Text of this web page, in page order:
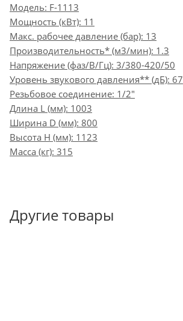
Модель: F-1113
Мощность (кВт): 11
Макс. рабочее давление (бар): 13
Производительность* (м3/мин): 1.3
Напряжение (фаз/В/Гц): 3/380-420/50
Уровень звукового давления** (дБ): 67
Резьбовое соединение: 1/2"
Длина L (мм): 1003
Ширина D (мм): 800
Высота H (мм): 1123
Масса (кг): 315
Другие товары